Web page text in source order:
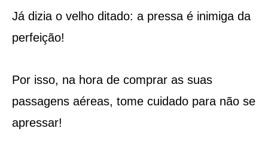
Já dizia o velho ditado: a pressa é inimiga da
perfeição!
Por isso, na hora de comprar as suas
passagens aéreas, tome cuidado para não se
apressar!